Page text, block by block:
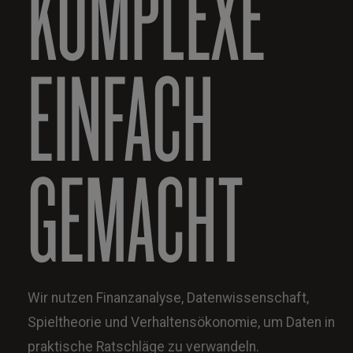
EINFACH
GEMACHT
Wir nutzen Finanzanalyse, Datenwissenschaft,
Spieltheorie und Verhaltensökonomie, um Daten in
praktische Ratschläge zu verwandeln.